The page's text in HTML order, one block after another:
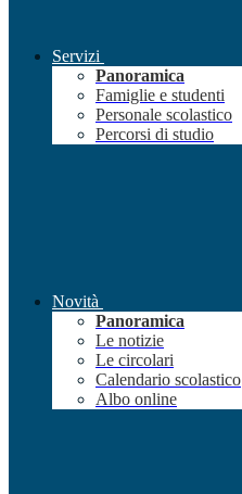
Servizi
Panoramica
Famiglie e studenti
Personale scolastico
Percorsi di studio
Novità
Panoramica
Le notizie
Le circolari
Calendario scolastico
Albo online